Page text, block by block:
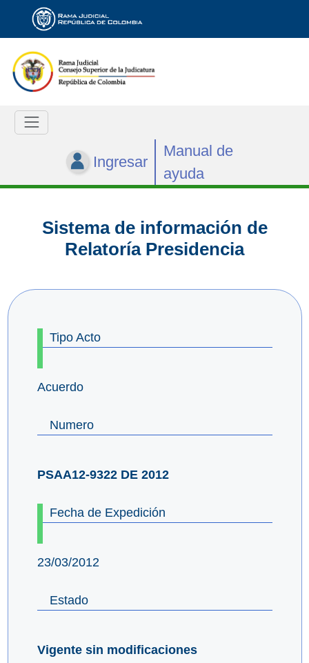
Ingresar
Manual de
ayuda
Sistema de información de
Relatoría Presidencia
Tipo Acto
Acuerdo
Numero
PSAA12-9322 DE 2012
Fecha de Expedición
23/03/2012
Estado
Vigente sin modificaciones